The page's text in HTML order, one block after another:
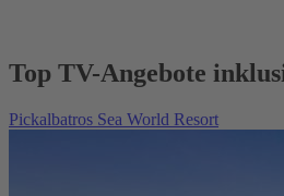
Top TV-Angebote
Pickalbatros Sea World Resort